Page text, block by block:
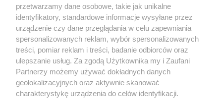
Prywatność Reklama Redakcja Praca Kielce
przetwarzamy dane osobowe, takie jak unikalne
identyfikatory, standardowe informacje wysyłane przez
urządzenie czy dane przeglądania w celu zapewniania
spersonalizowanych reklam, wybór spersonalizowanych
treści, pomiar reklam i treści, badanie odbiorców oraz
ulepszanie usług. Za zgodą Użytkownika my i Zaufani
Partnerzy możemy używać dokładnych danych
geolokalizacyjnych oraz aktywnie skanować
charakterystykę urządzenia do celów identyfikacji.